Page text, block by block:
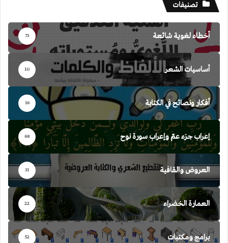
تصنيفات
أخطاء لغوية شائعة 73
أساسيات الشعر 10
أفكار ونصائح في الكتابة 16
إعراب جزء عمّ وإعراب سورة نوح 68
العروض والقافية 31
العمارة الخضراء 22
برامج ومكتبات 52